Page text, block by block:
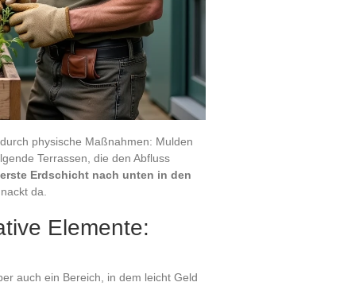
physische Maßnahmen: Mulden
Terrassen, die den Abfluss
Erdschicht nach unten in den
da.
Elemente:
auch ein Bereich, in dem leicht Geld